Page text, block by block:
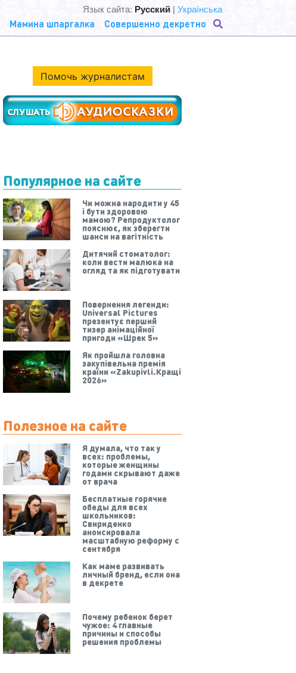
Мамина шпаргалка Совершенно декретно
Язык сайта: Русский | Українська
Помочь журналистам
Популярное на сайте
Чи можна народити у 45
і бути здоровою
мамою? Репродуктолог
пояснює, як зберегти
шанси на вагітність
Дитячий стоматолог:
коли вести малюка на
огляд та як підготувати
Повернення легенди:
Universal Pictures
презентує перший
тизер анімаційної
пригоди «Шрек 5»
Як пройшла головна
закупівельна премія
країни «Zakupivli.Кращі
2026»
Полезное на сайте
Я думала, что так у
всех: проблемы,
которые женщины
годами скрывают даже
от врача
Бесплатные горячие
обеды для всех
школьников:
Свириденко
анонсировала
масштабную реформу с
сентября
Как маме развивать
личный бренд, если она
в декрете
Почему ребенок берет
чужое: 4 главные
причины и способы
решения проблемы